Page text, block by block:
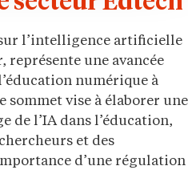
l’intelligence artificielle
représente une avancée
numérique à
sommet vise à élaborer une
de l’IA dans l’éducation,
et des
d’une régulation